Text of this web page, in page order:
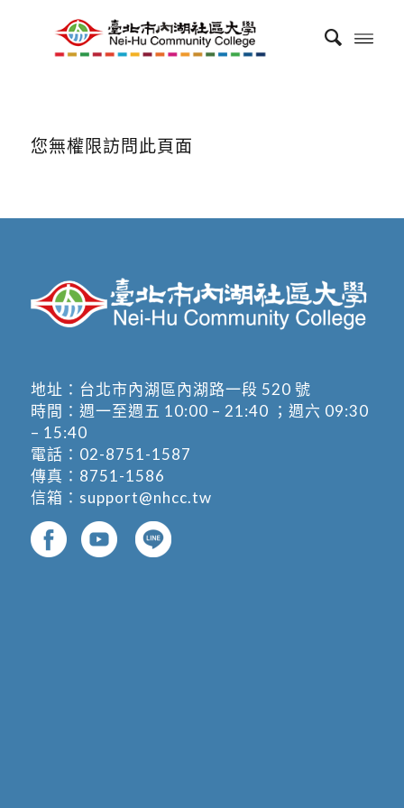
您無權限訪問此頁面
地址： 台北市內湖區內湖路一段 520 號
時間：週一至週五 10:00 – 21:40 ；週六 09:30
– 15:40
電話： 02-8751-1587
傳真：8751-1586
信箱： support@nhcc.tw